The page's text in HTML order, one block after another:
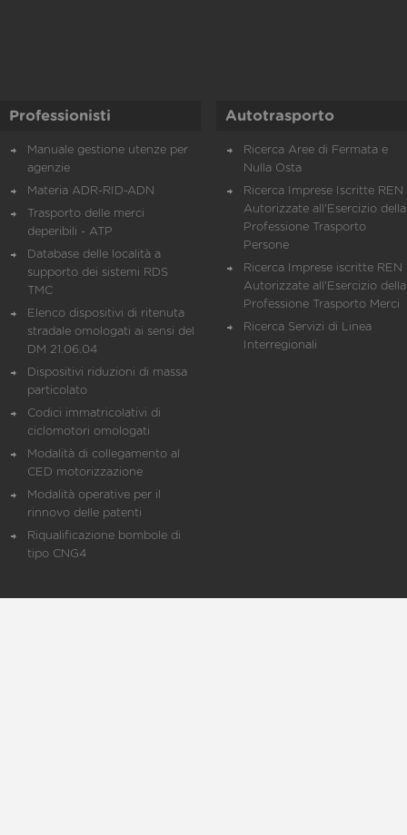
Professionisti
Manuale gestione utenze per
agenzie
Materia ADR-RID-ADN
Trasporto delle merci
deperibili - ATP
Database delle località a
supporto dei sistemi RDS
TMC
Elenco dispositivi di ritenuta
stradale omologati ai sensi del
DM 21.06.04
Dispositivi riduzioni di massa
particolato
Codici immatricolativi di
ciclomotori omologati
Modalità di collegamento al
CED motorizzazione
Modalità operative per il
rinnovo delle patenti
Riqualificazione bombole di
tipo CNG4
Autotrasporto
Ricerca Aree di Fermata e
Nulla Osta
Ricerca Imprese Iscritte REN
Autorizzate all'Esercizio della
Professione Trasporto
Persone
Ricerca Imprese iscritte REN
Autorizzate all'Esercizio della
Professione Trasporto Merci
Ricerca Servizi di Linea
Interregionali